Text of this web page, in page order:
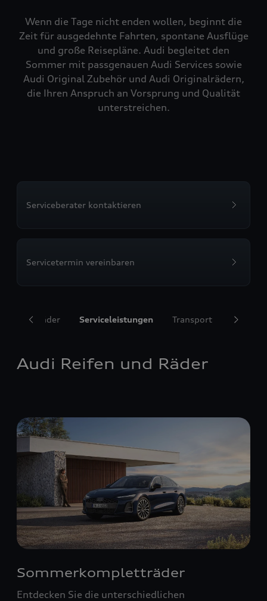
Wenn die Tage nicht enden wollen, beginnt die
Zeit für ausgedehnte Fahrten, spontane Ausflüge
und große Reisepläne. Audi begleitet den
Sommer mit passgenauen Audi Services sowie
Audi Original Zubehör und Audi Originalrädern,
die Ihren Anspruch an Vorsprung und Qualität
unterstreichen.
Serviceberater kontaktieren
Servicetermin vereinbaren
und Räder Serviceleistungen Transport
Audi Reifen und Räder
Sommerkompletträder
Entdecken Sie die unterschiedlichen